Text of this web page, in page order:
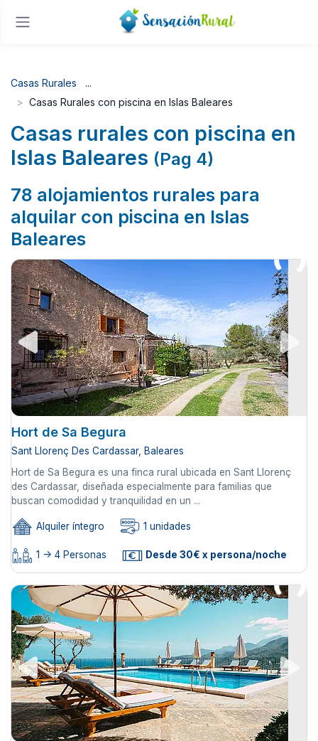
Casas Rurales
Casas Rurales con piscina en Islas Baleares
Casas rurales con piscina en
Islas Baleares (Pag 4)
78 alojamientos rurales para
alquilar con piscina en Islas
Baleares
Hort de Sa Begura
Sant Llorenç Des Cardassar, Baleares
Hort de Sa Begura es una finca rural ubicada en Sant Llorenç
des Cardassar, diseñada especialmente para familias que
buscan comodidad y tranquilidad en un ...
Alquiler íntegro 1 unidades
1 -> 4 Personas Desde 30€ x persona/noche